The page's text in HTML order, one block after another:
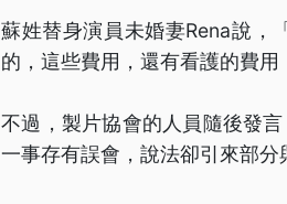
蘇姓替身演員未婚妻Rena說，
的，這些費用，還有看護的費
不過，製片協會的人員隨後發
一事存有誤會，說法卻引來部分